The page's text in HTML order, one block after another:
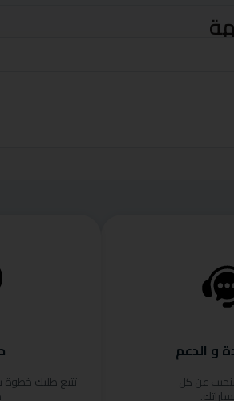
و الدعم
عن كل تتبع طلبك خطوة